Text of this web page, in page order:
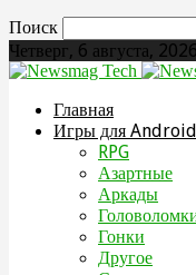
Поиск
Четверг, 6 августа, 2026
Главная
Игры для Android
RPG
Азартные
Аркады
Гонки
Другое